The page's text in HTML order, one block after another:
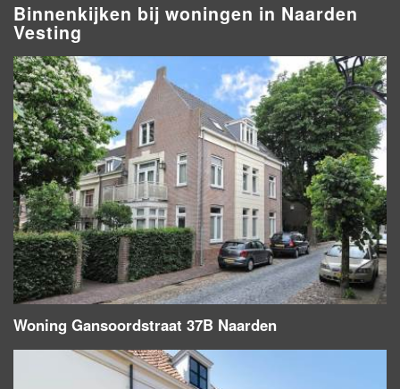
Binnenkijken bij woningen in Naarden
Vesting
Woning Gansoordstraat 37B Naarden